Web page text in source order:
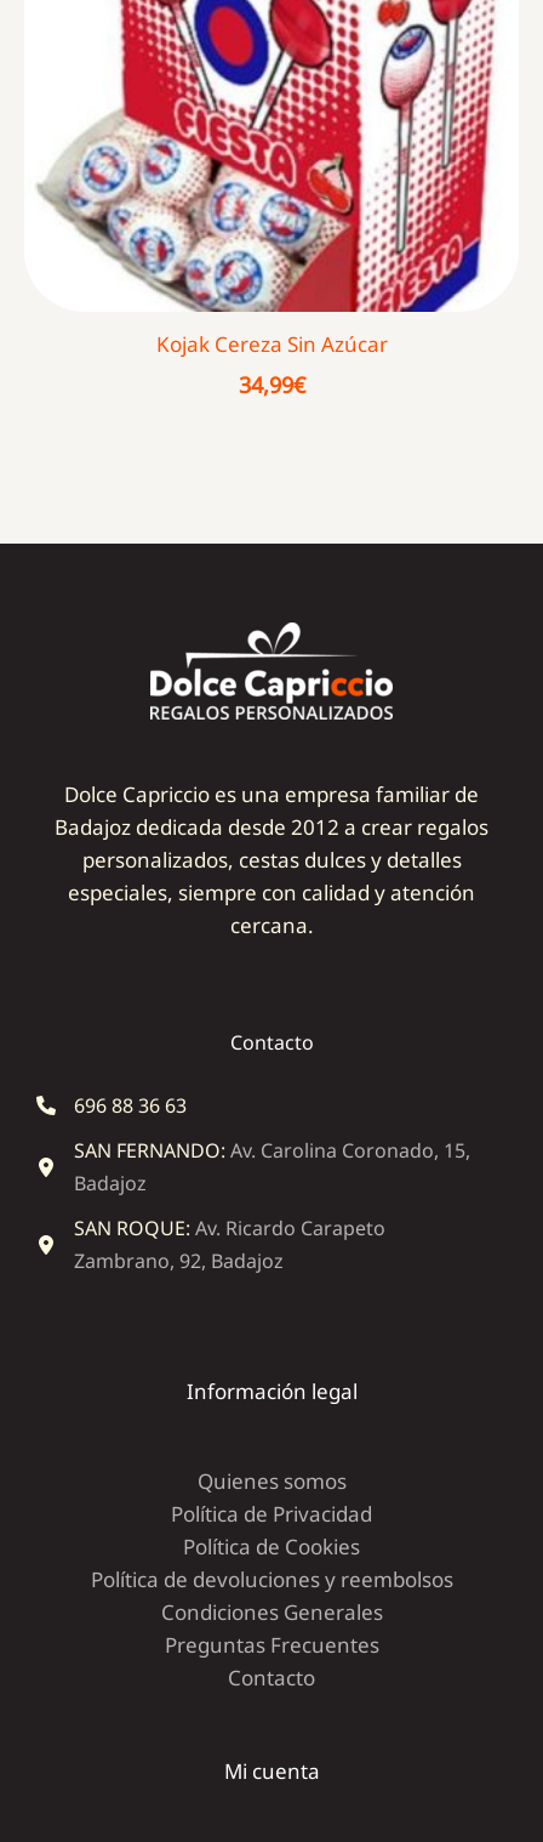
Kojak Cereza Sin Azúcar
34,99€
Dolce Capriccio es una empresa familiar de
Badajoz dedicada desde 2012 a crear regalos
personalizados, cestas dulces y detalles
especiales, siempre con calidad y atención
cercana.
Contacto
696 88 36 63
SAN FERNANDO: Av. Carolina Coronado, 15,
Badajoz
SAN ROQUE: Av. Ricardo Carapeto
Zambrano, 92, Badajoz
Información legal
Quienes somos
Política de Privacidad
Política de Cookies
Política de devoluciones y reembolsos
Condiciones Generales
Preguntas Frecuentes
Contacto
Mi cuenta